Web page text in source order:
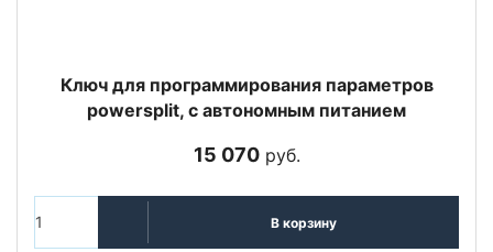
Ключ для программирования параметров
powersplit, с автономным питанием
15 070руб.
В корзину